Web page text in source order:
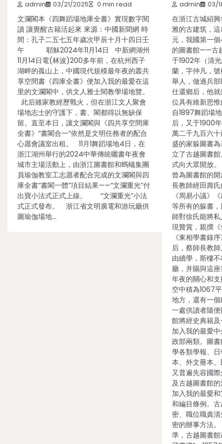
admin 03/21/2025 0 min read
文瀾閣本《四舞蹈場地庫全書》實現數字閱
讀 讓覺醒古籍活起來 來源：中國新聞網 時
間：孔子二五七五年歲次甲辰十月十四日壬
午 耶穌2024年11月14日 中新網湖州
11月14日電(林波)200多年前，在杭州西子
湖畔的孤山上，中國現代規模最年夜的叢共
享空間書《四庫全書》便加入我的最愛在這
里的文瀾閣中，供文人雅士閱教學場地覽。
此后雖家教經歷戰火，但在浙江文人聚會
場地志士的守護下，書、閣都得以無缺保
留。直至本日，讓文瀾閣與《四共享空間庫
全書》“書閣合一”依然是文明任務者的配合
心愿會議室出租。 11月1舞蹈場地4日，在
浙江湖州舉行的2024中華傳統曬書年夜會
城市主場活動上，由浙江圖書館和螞蟻集團
員瑜伽教室工志愿者配合完成的文瀾閣與四
庫全書“書閣一體”項目結果——“文瀾重光”付
出寶小法式正式上線。 “文瀾重光”小法
式正式發布。 浙江省文明廣電和游玩廳供
圖瑜伽場地…
admin 03/
在浙江古城紹
雅的古建筑，
元，我國第一
的圖書館——古
于1902年（清
蘭，字仲凡，
舉人，做過兵
仕還鄉后，他
位具有維新思
自1897舞蹈場
后，又于1900
萬二千九百六
盛的家躲圖書
立了古越圖書
式向大眾開放
曾為圖書館的
長教師經田壽
《周易小議》
等所有的躲書
師對徐氏能將
現贊賞，親撰
《東相學書錄
后，蔡師長教
由續學，斯樓
廳，并賜與這
年夜的關心和支
空中積為1067
地方，還有一
一處供讀者隨
館將經史典籍
加入我的最愛
政部兩類。圖書
學各類學報、
本、外文冊本
又普遍先容國
及古越圖書館
加入我的最愛
和編目條例。
密、職位職責
密的辦事方法
準，古越圖書